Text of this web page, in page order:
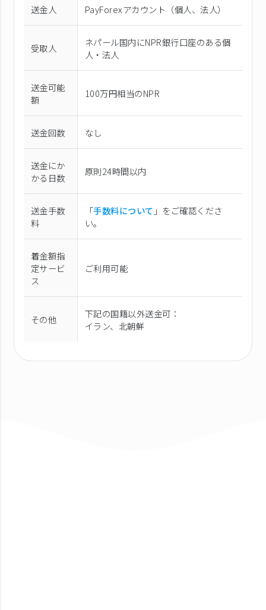
送金人 PayForexアカウント（個⼈、法⼈）
受取人
ネパール国内にNPR銀行口座のある個
人・法人
送金可能
額
100万円相当のNPR
送金回数 なし
送金にか
かる日数
原則24時間以内
送金手数
料
「手数料について 」をご確認くださ
い。
着金額指
定サービ
ス
ご利用可能
その他
下記の国籍以外送金可：
イラン、北朝鮮